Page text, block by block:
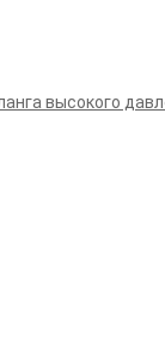
высокого